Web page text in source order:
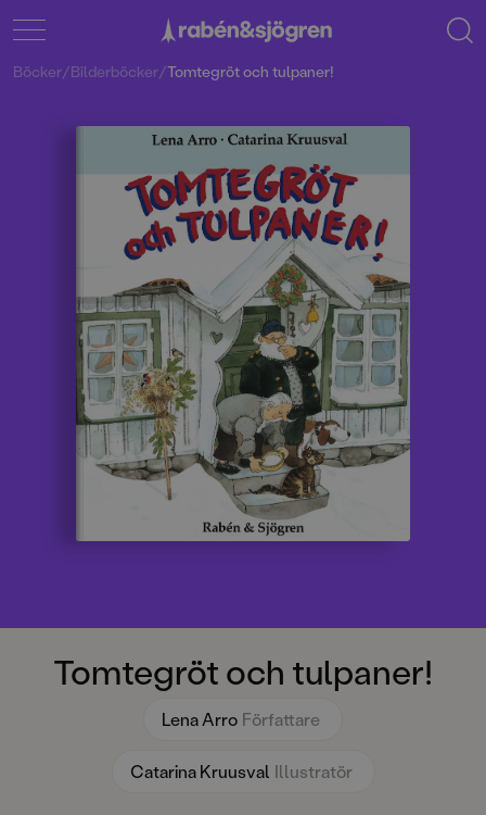
Tomtegröt och tulpaner!
Lena Arro Författare
Catarina Kruusval Illustratör
Böcker/Bilderböcker/Tomtegröt och tulpaner!